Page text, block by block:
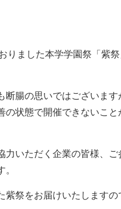
りました本学学園祭「紫
断腸の思いではございま
状態で開催できないこ
力いただく企業の皆様、
祭をお届けいたしますの